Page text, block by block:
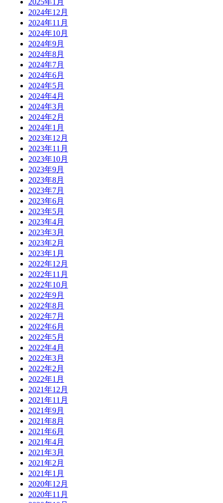
2025年1月
2024年12月
2024年11月
2024年10月
2024年9月
2024年8月
2024年7月
2024年6月
2024年5月
2024年4月
2024年3月
2024年2月
2024年1月
2023年12月
2023年11月
2023年10月
2023年9月
2023年8月
2023年7月
2023年6月
2023年5月
2023年4月
2023年3月
2023年2月
2023年1月
2022年12月
2022年11月
2022年10月
2022年9月
2022年8月
2022年7月
2022年6月
2022年5月
2022年4月
2022年3月
2022年2月
2022年1月
2021年12月
2021年11月
2021年9月
2021年8月
2021年6月
2021年4月
2021年3月
2021年2月
2021年1月
2020年12月
2020年11月